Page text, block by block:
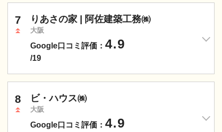
7 りあさの家 | 阿佐建築工務㈱
大阪
Google口コミ評価： 4.9
/19
8 ビ・ハウス㈱
大阪
Google口コミ評価： 4.9